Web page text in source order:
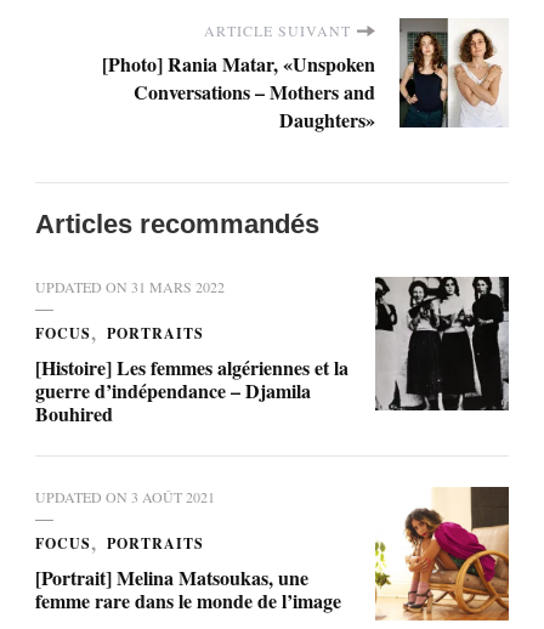
ARTICLE SUIVANT
[Photo] Rania Matar, «Unspoken
Conversations – Mothers and
Daughters»
Articles recommandés
UPDATED ON 31 MARS 2022
FOCUS PORTRAITS
[Histoire] Les femmes algériennes et la
guerre d’indépendance – Djamila
Bouhired
UPDATED ON 3 AOÛT 2021
FOCUS PORTRAITS
[Portrait] Melina Matsoukas, une
femme rare dans le monde de l’image